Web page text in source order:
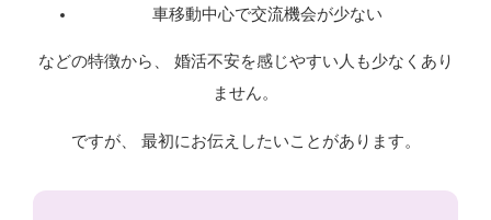
車移動中心で交流機会が少ない
などの特徴から、 婚活不安を感じやすい人も少なくあり
ません。
ですが、 最初にお伝えしたいことがあります。